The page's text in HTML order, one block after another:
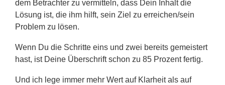
dem Betrachter zu vermitteln, dass Dein Inhalt die
Lösung ist, die ihm hilft, sein Ziel zu erreichen/sein
Problem zu lösen.
Wenn Du die Schritte eins und zwei bereits gemeistert
hast, ist Deine Überschrift schon zu 85 Prozent fertig.
Und ich lege immer mehr Wert auf Klarheit als auf